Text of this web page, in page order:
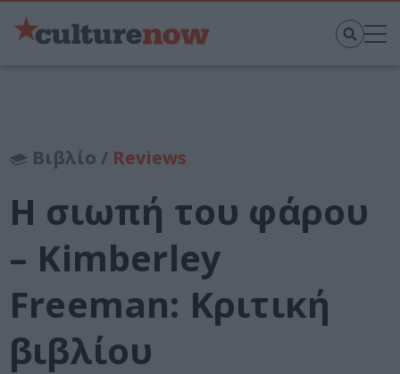
Βιβλίο / Reviews
Η σιωπή του φάρου
– Kimberley
Freeman: Κριτική
βιβλίου